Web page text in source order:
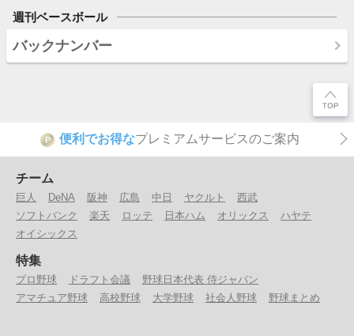
週刊ベースボール
バックナンバー
P 便利でお得なプレミアムサービスのご案内
チーム
巨人 DeNA 阪神 広島 中日 ヤクルト
西武
ソフトバンク
楽天 ロッテ 日本ハム オリックス
ハヤテ
オイシックス
特集
プロ野球 ドラフト会議
野球日本代表 侍ジャパン
アマチュア野球
高校野球 大学野球 社会人野球 野球まとめ